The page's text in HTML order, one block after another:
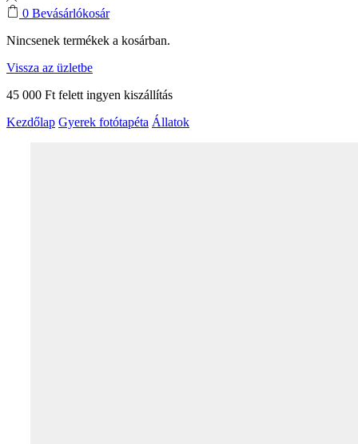
0 Bevásárlókosár
Nincsenek termékek a kosárban.
Vissza az üzletbe
45 000 Ft felett ingyen kiszállítás
Kezdőlap Gyerek fotótapéta Állatok